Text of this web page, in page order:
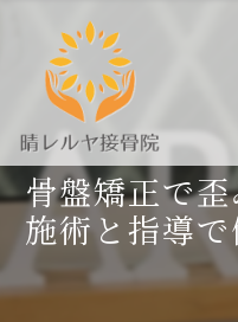
骨盤矯正で
施術と指導